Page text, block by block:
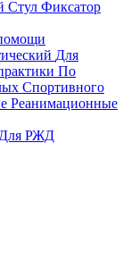
Стул Фиксатор
Для
По
Спортивного
Реанимационные
Для РЖД